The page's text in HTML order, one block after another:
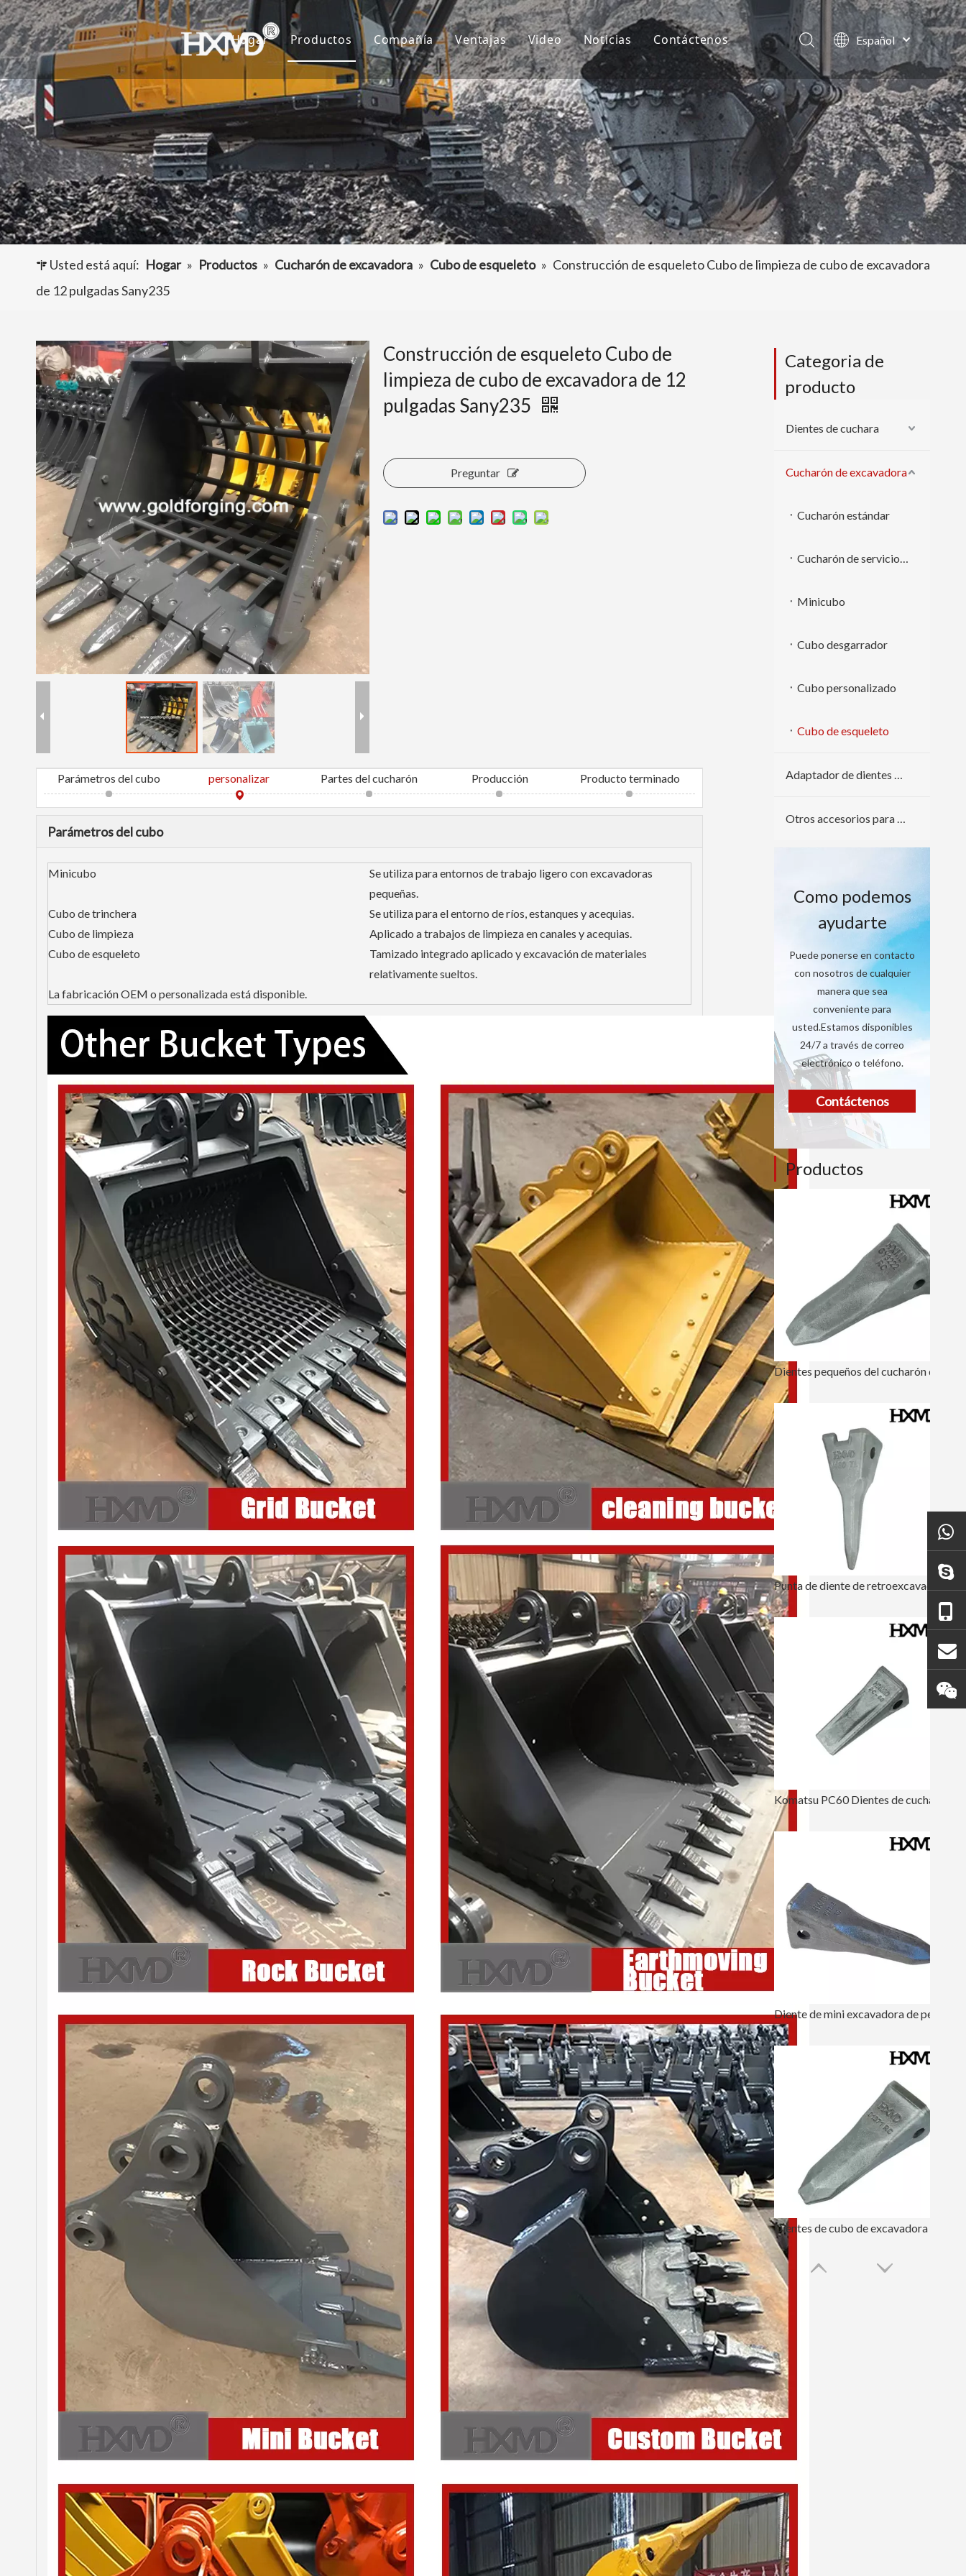
Hogar Productos
Dientes de cubo
Cubo de excavadora
Adaptador de dientes de cubo
Otros accesorios para excavadoras
Compañía
Sobre nosotros
Cultura
Preguntas más frecuentes
Ventajas
I+D
Producción
Servicio
Video Noticias
Noticias de la compañía
Proyectos
Contáctenos
Español
English
العربية
Français
Pусский
Português
Usted está aquí: Hogar » Productos » Cucharón de excavadora » Cubo de esqueleto » Construcción de esqueleto Cubo de limpieza de cubo de excavadora
de 12 pulgadas Sany235
Construcción de esqueleto Cubo de
limpieza de cubo de excavadora de 12
pulgadas Sany235
Preguntar
Parámetros del cubo personalizar Partes del cucharón Producción Producto terminado
Parámetros del cubo
Minicubo
Se utiliza para entornos de trabajo ligero con excavadoras
pequeñas.
Cubo de trinchera
Se utiliza para el entorno de ríos, estanques y acequias.
Cubo de limpieza
Aplicado a trabajos de limpieza en canales y acequias.
Cubo de esqueleto
Tamizado integrado aplicado y excavación de materiales
relativamente sueltos.
La fabricación OEM o personalizada está disponible.
Categoria de
producto
Dientes de cuchara
Cucharón de excavadora
Cucharón estándar
Cucharón de servicio pesado
Minicubo
Cubo desgarrador
Cubo personalizado
Cubo de esqueleto
Adaptador de dientes de cuchara
Otros accesorios para excavadoras
Como podemos
ayudarte
Puede ponerse en contacto
con nosotros de cualquier
manera que sea
conveniente para
usted.Estamos disponibles
24/7 a través de correo
electrónico o teléfono.
Contáctenos
Productos